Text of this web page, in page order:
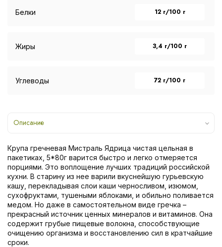
Белки 12 г/100 г
Жиры 3,4 г/100 г
Углеводы 72 г/100 г
Описание
Крупа гречневая Мистраль Ядрица чистая цельная в
пакетиках, 5*80г варится быстро и легко отмеряется
порциями. Это воплощение лучших традиций российской
кухни. В старину из нее варили вкуснейшую гурьевскую
кашу, перекладывая слои каши черносливом, изюмом,
сухофруктами, тушеными яблоками, и обильно поливается
медом. Но даже в самостоятельном виде гречка –
прекрасный источник ценных минералов и витаминов. Она
содержит грубые пищевые волокна, способствующие
очищению организма и восстановлению сил в кратчайшие
сроки.